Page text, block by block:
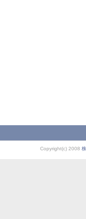
Copyright(c) 2008